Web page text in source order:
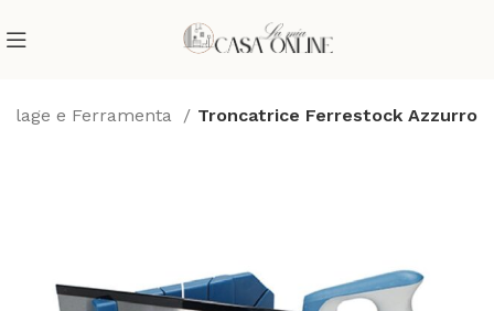
e Ferramenta Troncatrice Ferrestock Azzurro